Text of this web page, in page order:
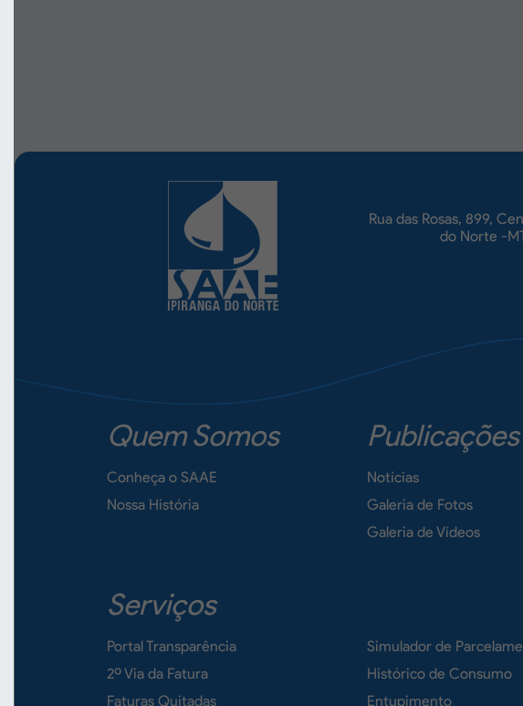
Rua das Rosas, 899,
do Norte -
Quem Somos
Conheça o SAAE
Nossa História
Publicações
Notícias
Galeria de Fotos
Galeria de Vídeos
Serviços
Portal Transparência
2º Via da Fatura
Faturas Quitadas
Simulador de
Histórico de Consumo
Entupimento